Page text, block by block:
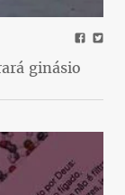
ginásio